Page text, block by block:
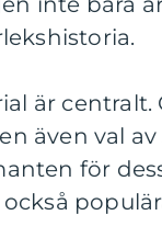
är
även val
för